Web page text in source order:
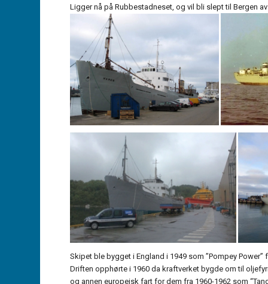
Ligger nå på Rubbestadneset, og vil bli slept til Bergen
Skipet ble bygget i England i 1949 som ”Pompey
Driften opphørte i 1960 da kraftverket bygde om til
og annen europeisk fart for dem fra 1960-1962 som